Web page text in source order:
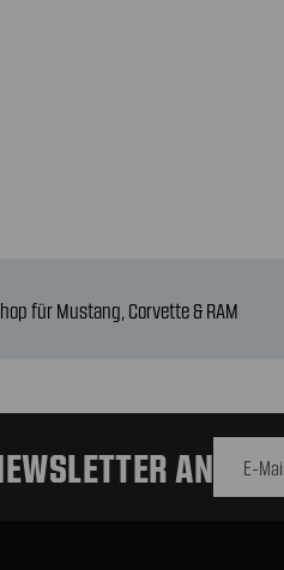
für Mustang, Corvette & RAM
AN